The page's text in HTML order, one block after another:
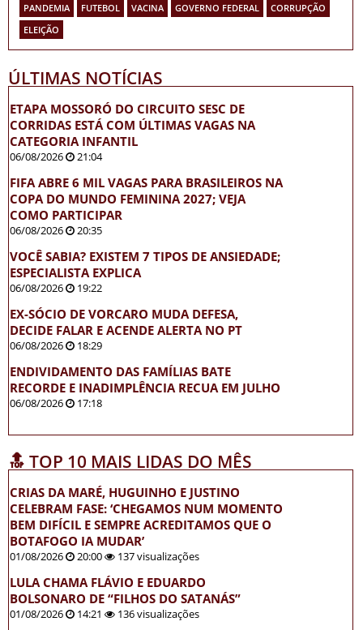
PANDEMIA
FUTEBOL VACINA GOVERNO FEDERAL
CORRUPÇÃO
ELEIÇÃO
ÚLTIMAS NOTÍCIAS
ETAPA MOSSORÓ DO CIRCUITO SESC DE
CORRIDAS ESTÁ COM ÚLTIMAS VAGAS NA
CATEGORIA INFANTIL
06/08/2026 21:04
FIFA ABRE 6 MIL VAGAS PARA BRASILEIROS NA
COPA DO MUNDO FEMININA 2027; VEJA
COMO PARTICIPAR
06/08/2026 20:35
VOCÊ SABIA? EXISTEM 7 TIPOS DE ANSIEDADE;
ESPECIALISTA EXPLICA
06/08/2026 19:22
EX-SÓCIO DE VORCARO MUDA DEFESA,
DECIDE FALAR E ACENDE ALERTA NO PT
06/08/2026 18:29
ENDIVIDAMENTO DAS FAMÍLIAS BATE
RECORDE E INADIMPLÊNCIA RECUA EM JULHO
06/08/2026 17:18
🔝 TOP 10 MAIS LIDAS DO MÊS
CRIAS DA MARÉ, HUGUINHO E JUSTINO
CELEBRAM FASE: ‘CHEGAMOS NUM MOMENTO
BEM DIFÍCIL E SEMPRE ACREDITAMOS QUE O
BOTAFOGO IA MUDAR’
01/08/2026 20:00 137 visualizações
LULA CHAMA FLÁVIO E EDUARDO
BOLSONARO DE “FILHOS DO SATANÁS”
01/08/2026 14:21 136 visualizações